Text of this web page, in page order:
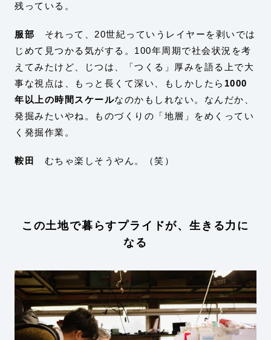
残っている。
服部 それって、20世紀っていうレイヤーを剥いでは
じめて見つかる気がする。100年周期で社会状況を考
えてみたけど、じつは、「つくる」厚みを語る上で大
事な視点は、もっと長くて深い、もしかしたら 1000
年以上の時間スケールなのかもしれない。なんだか、
発掘みたいやね。ものづくりの「地層」をめくってい
く発掘作業。
鞍田 むちゃ楽しそうやん。（笑）
この土地で暮らすプライドが、生きる力に
なる